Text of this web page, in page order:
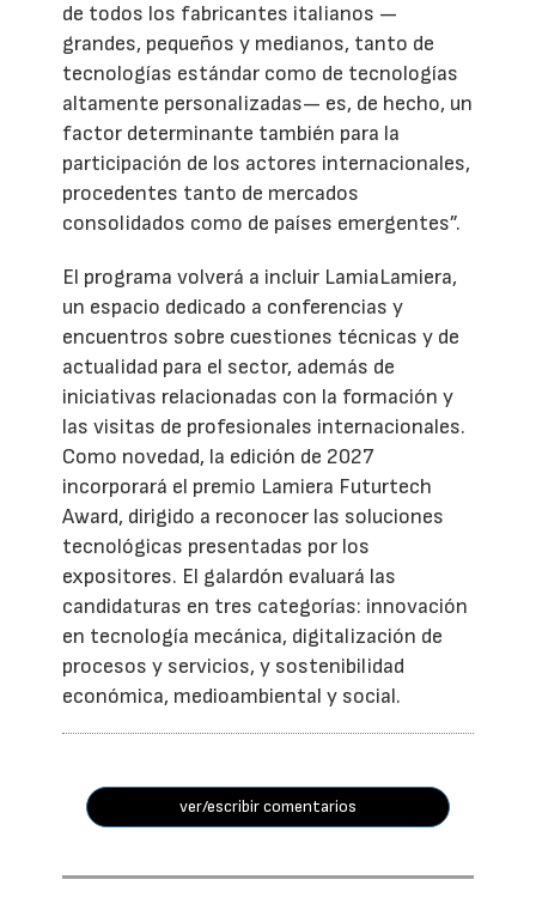
de todos los fabricantes italianos —
grandes, pequeños y medianos, tanto de
tecnologías estándar como de tecnologías
altamente personalizadas— es, de hecho, un
factor determinante también para la
participación de los actores internacionales,
procedentes tanto de mercados
consolidados como de países emergentes”.
El programa volverá a incluir LamiaLamiera,
un espacio dedicado a conferencias y
encuentros sobre cuestiones técnicas y de
actualidad para el sector, además de
iniciativas relacionadas con la formación y
las visitas de profesionales internacionales.
Como novedad, la edición de 2027
incorporará el premio Lamiera Futurtech
Award, dirigido a reconocer las soluciones
tecnológicas presentadas por los
expositores. El galardón evaluará las
candidaturas en tres categorías: innovación
en tecnología mecánica, digitalización de
procesos y servicios, y sostenibilidad
económica, medioambiental y social.
ver/escribir comentarios